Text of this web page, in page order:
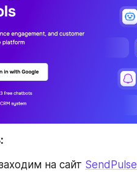
на сайт SendPulse